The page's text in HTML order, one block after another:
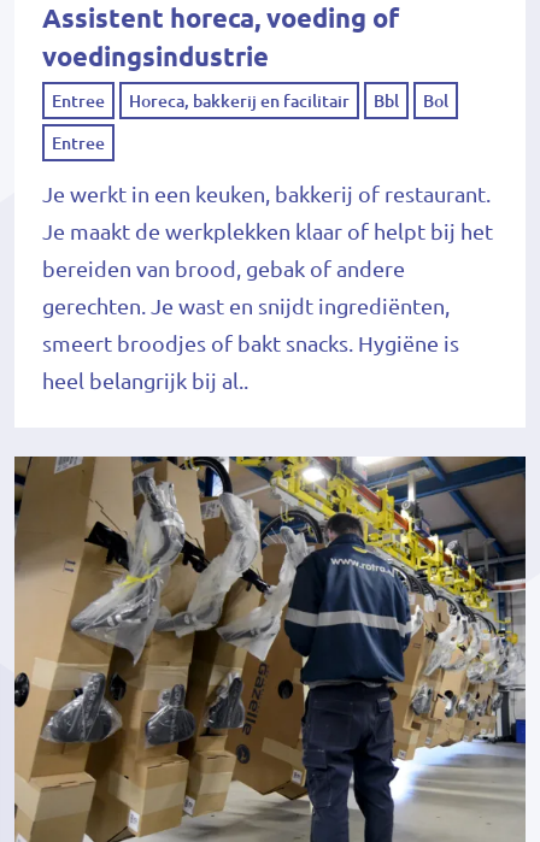
Assistent horeca, voeding of
voedingsindustrie
Entree Horeca, bakkerij en facilitair Bbl Bol
Entree
Je werkt in een keuken, bakkerij of restaurant.
Je maakt de werkplekken klaar of helpt bij het
bereiden van brood, gebak of andere
gerechten. Je wast en snijdt ingrediënten,
smeert broodjes of bakt snacks. Hygiëne is
heel belangrijk bij al..